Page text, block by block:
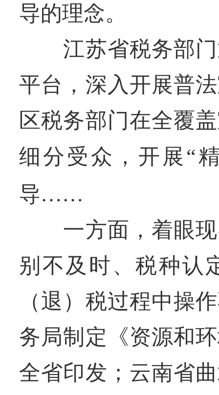
导的理念。
江苏省税务部门
平台，深入开展普
区税务部门在全覆
细分受众，开展“
导……
一方面，着眼现
别不及时、税种认
（退）税过程中操
务局制定《资源和
全省印发；云南省